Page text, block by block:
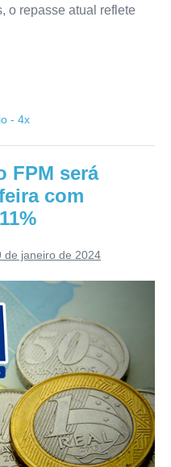
o repasse atual reflete
- 4x
FPM será
com
de janeiro de 2024